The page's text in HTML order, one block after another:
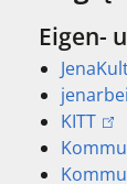
Eigen-
KITT